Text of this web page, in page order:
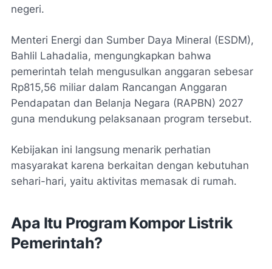
negeri.
Menteri Energi dan Sumber Daya Mineral (ESDM),
Bahlil Lahadalia, mengungkapkan bahwa
pemerintah telah mengusulkan anggaran sebesar
Rp815,56 miliar dalam Rancangan Anggaran
Pendapatan dan Belanja Negara (RAPBN) 2027
guna mendukung pelaksanaan program tersebut.
Kebijakan ini langsung menarik perhatian
masyarakat karena berkaitan dengan kebutuhan
sehari-hari, yaitu aktivitas memasak di rumah.
Apa Itu Program Kompor Listrik
Pemerintah?